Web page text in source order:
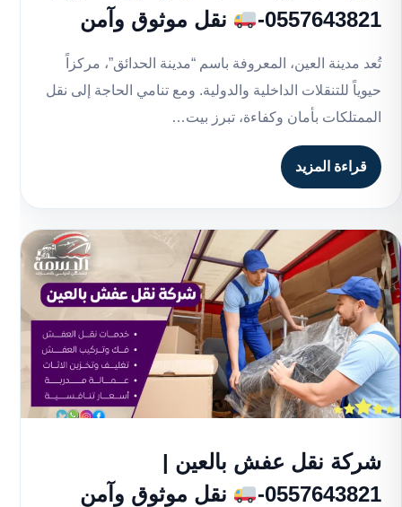
0557643821-
نقل موثوق وآمن
تُعد مدينة العين، المعروفة باسم “مدينة الحدائق”، مركزاً
حيوياً للتنقلات الداخلية والدولية. ومع تنامي الحاجة إلى نقل
الممتلكات بأمان وكفاءة، تبرز بيت…
قراءة المزيد
شركة نقل عفش بالعين |
0557643821-
نقل موثوق وآمن